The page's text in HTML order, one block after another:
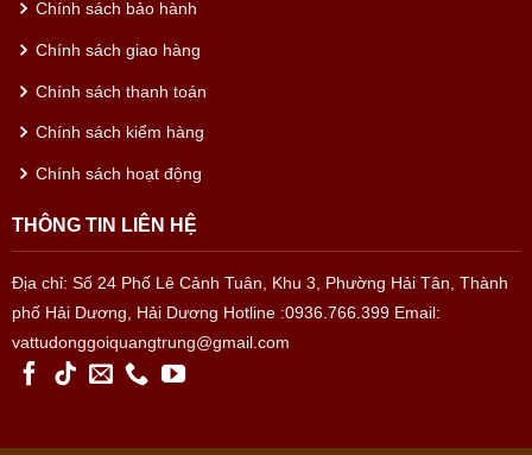
Chính sách bảo hành
Chính sách giao hàng
Chính sách thanh toán
Chính sách kiểm hàng
Chính sách hoạt động
THÔNG TIN LIÊN HỆ
Địa chỉ: Số 24 Phố Lê Cảnh Tuân, Khu 3, Phường Hải Tân, Thành
phố Hải Dương, Hải Dương Hotline :0936.766.399 Email:
vattudonggoiquangtrung@gmail.com